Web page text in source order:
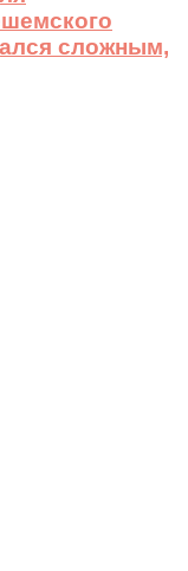
сложным,